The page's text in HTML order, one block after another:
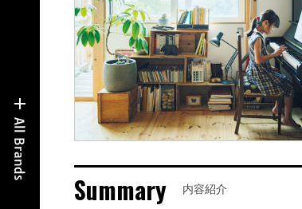
Summary 内容紹介